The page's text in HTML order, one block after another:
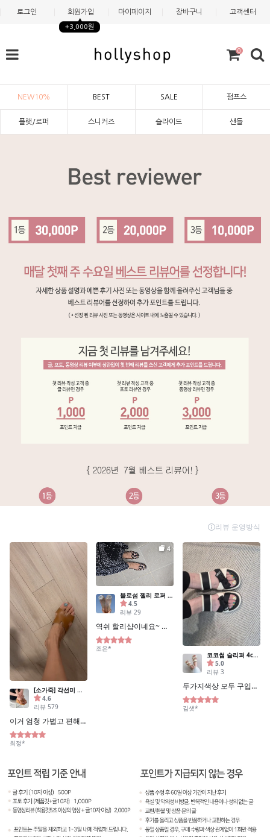
로그인 회원가입
+3,000원
마이페이지 장바구니 고객센터
0
NEW10% BEST SALE 펌프스
플랫/로퍼 스니커즈 슬라이드 샌들